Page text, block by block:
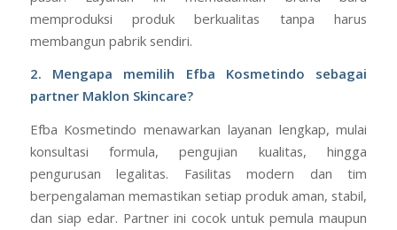
memproduksi produk berkualitas tanpa harus
membangun pabrik sendiri.
2. Mengapa memilih Efba Kosmetindo sebagai
partner Maklon Skincare?
Efba Kosmetindo menawarkan layanan lengkap, mulai
konsultasi formula, pengujian kualitas, hingga
pengurusan legalitas. Fasilitas modern dan tim
berpengalaman memastikan setiap produk aman, stabil,
dan siap edar. Partner ini cocok untuk pemula maupun